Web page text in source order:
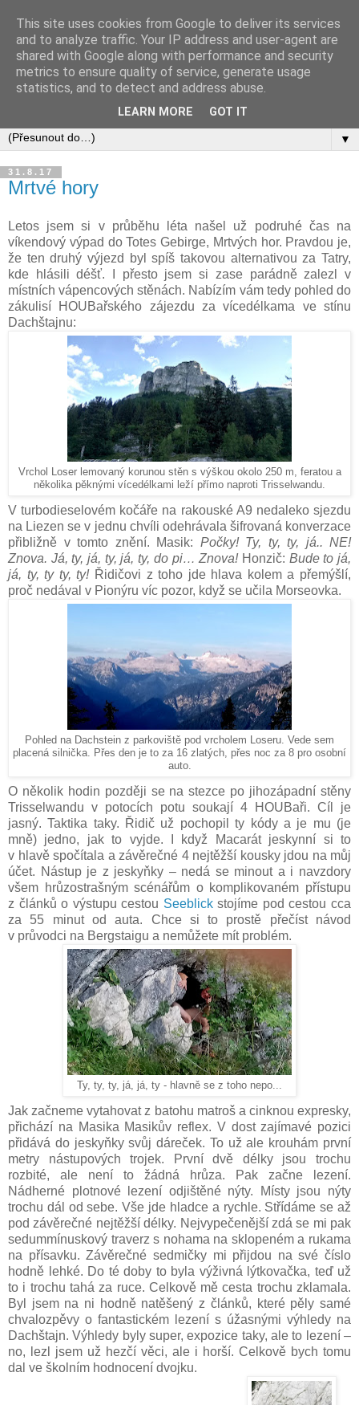
▼
31.8.17
Mrtvé hory
Letos jsem si v průběhu léta našel už podruhé čas na
víkendový výpad do Totes Gebirge, Mrtvých hor. Pravdou je,
že ten druhý výjezd byl spíš takovou alternativou za Tatry,
kde hlásili déšť. I přesto jsem si zase parádně zalezl v
místních vápencových stěnách. Nabízím vám tedy pohled do
zákulisí HOUBařského zájezdu za vícedélkama ve stínu
Dachštajnu:
Vrchol Loser lemovaný korunou stěn s výškou okolo 250 m, feratou a
několika pěknými vícedélkami leží přímo naproti Trisselwandu.
V turbodieselovém kočáře na rakouské A9 nedaleko sjezdu
na Liezen se v jednu chvíli odehrávala šifrovaná konverzace
přibližně v tomto znění. Masik: Počky! Ty, ty, ty, já.. NE!
Znova. Já, ty, já, ty, já, ty, do pi… Znova!Honzič: Bude to já,
já, ty, ty ty, ty!Řidičovi z toho jde hlava kolem a přemýšlí,
proč nedával v Pionýru víc pozor, když se učila Morseovka.
Pohled na Dachstein z parkoviště pod vrcholem Loseru. Vede sem
placená silnička. Přes den je to za 16 zlatých, přes noc za 8 pro osobní
auto.
O několik hodin později se na stezce po jihozápadní stěny
Trisselwandu v potocích potu soukají 4 HOUBaři. Cíl je
jasný. Taktika taky. Řidič už pochopil ty kódy a je mu (je
mně) jedno, jak to vyjde. I když Macarát jeskynní si to
v hlavě spočítala a závěrečné 4 nejtěžší kousky jdou na můj
účet. Nástup je z jeskyňky – nedá se minout a i navzdory
všem hrůzostrašným scénářům o komplikovaném přístupu
z článků o výstupu cestou Seeblickstojíme pod cestou cca
za 55 minut od auta. Chce si to prostě přečíst návod
v průvodci na Bergstaigu a nemůžete mít problém.
Ty, ty, ty, já, já, ty - hlavně se z toho nepo...
Jak začneme vytahovat z batohu matroš a cinknou expresky,
přichází na Masika Masikův reflex. V dost zajímavé pozici
přidává do jeskyňky svůj dáreček. To už ale krouhám první
metry nástupových trojek. První dvě délky jsou trochu
rozbité, ale není to žádná hrůza. Pak začne lezení.
Nádherné plotnové lezení odjištěné nýty. Místy jsou nýty
trochu dál od sebe. Vše jde hladce a rychle. Střídáme se až
pod závěrečné nejtěžší délky. Nejvypečenější zdá se mi pak
sedummínuskový traverz s nohama na sklopeném a rukama
na přísavku. Závěrečné sedmičky mi přijdou na své číslo
hodně lehké. Do té doby to byla výživná lýtkovačka, teď už
to i trochu tahá za ruce. Celkově mě cesta trochu zklamala.
Byl jsem na ni hodně natěšený z článků, které pěly samé
chvalozpěvy o fantastickém lezení s úžasnými výhledy na
Dachštajn. Výhledy byly super, expozice taky, ale to lezení –
no, lezl jsem už hezčí věci, ale i horší. Celkově bych tomu
dal ve školním hodnocení dvojku.
This site uses cookies from Google to deliver its services
and to analyze traffic. Your IP address and user-agent are
shared with Google along with performance and security
metrics to ensure quality of service, generate usage
statistics, and to detect and address abuse.
LEARN MORE GOT IT